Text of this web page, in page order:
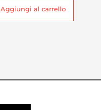
Aggiungi al carrello